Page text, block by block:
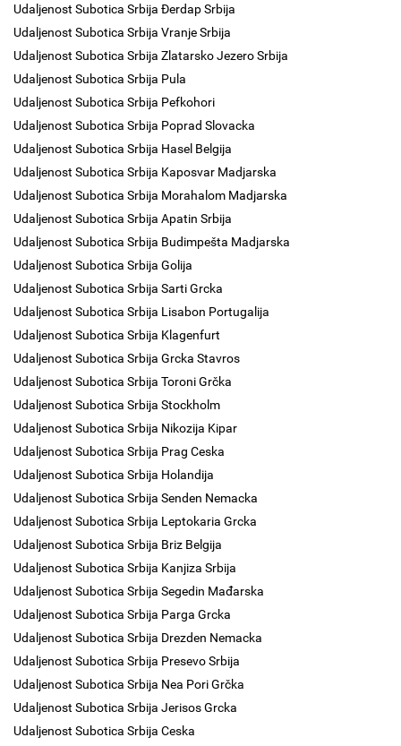
Udaljenost Subotica Srbija Đerdap Srbija
Udaljenost Subotica Srbija Vranje Srbija
Udaljenost Subotica Srbija Zlatarsko Jezero Srbija
Udaljenost Subotica Srbija Pula
Udaljenost Subotica Srbija Pefkohori
Udaljenost Subotica Srbija Poprad Slovacka
Udaljenost Subotica Srbija Hasel Belgija
Udaljenost Subotica Srbija Kaposvar Madjarska
Udaljenost Subotica Srbija Morahalom Madjarska
Udaljenost Subotica Srbija Apatin Srbija
Udaljenost Subotica Srbija Budimpešta Madjarska
Udaljenost Subotica Srbija Golija
Udaljenost Subotica Srbija Sarti Grcka
Udaljenost Subotica Srbija Lisabon Portugalija
Udaljenost Subotica Srbija Klagenfurt
Udaljenost Subotica Srbija Grcka Stavros
Udaljenost Subotica Srbija Toroni Grčka
Udaljenost Subotica Srbija Stockholm
Udaljenost Subotica Srbija Nikozija Kipar
Udaljenost Subotica Srbija Prag Ceska
Udaljenost Subotica Srbija Holandija
Udaljenost Subotica Srbija Senden Nemacka
Udaljenost Subotica Srbija Leptokaria Grcka
Udaljenost Subotica Srbija Briz Belgija
Udaljenost Subotica Srbija Kanjiza Srbija
Udaljenost Subotica Srbija Segedin Mađarska
Udaljenost Subotica Srbija Parga Grcka
Udaljenost Subotica Srbija Drezden Nemacka
Udaljenost Subotica Srbija Presevo Srbija
Udaljenost Subotica Srbija Nea Pori Grčka
Udaljenost Subotica Srbija Jerisos Grcka
Udaljenost Subotica Srbija Ceska